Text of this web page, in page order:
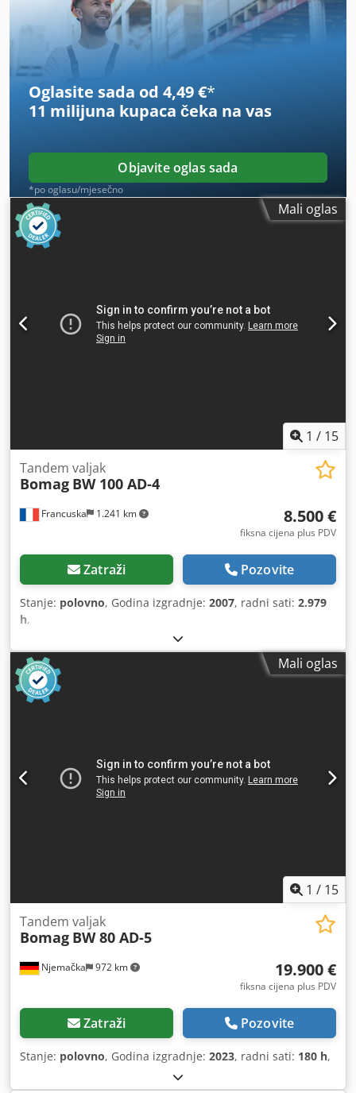
Oglasite sada od 4,49 €*
11 milijuna kupaca čeka na vas
Objavite oglas sada
*po oglasu/mjesečno
Mali oglas
1 / 15
Francuska 1.241 km
Tandem valjak
Bomag BW 100 AD-4
8.500 €
fiksna cijena plus PDV
Zatraži Pozovite
Stanje: polovno, Godina izgradnje: 2007, radni sati: 2.979
h,
Mali oglas
1 / 15
Njemačka 972 km
Tandem valjak
Bomag BW 80 AD-5
19.900 €
fiksna cijena plus PDV
Zatraži Pozovite
Stanje: polovno, Godina izgradnje: 2023, radni sati: 180 h,